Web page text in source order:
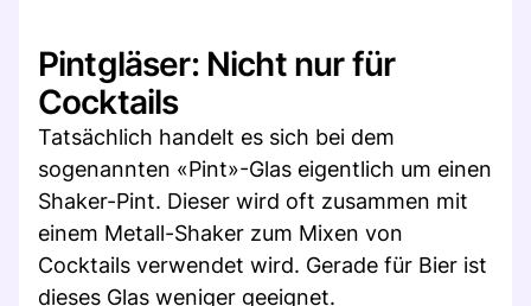
Pintgläser: Nicht nur für
Cocktails
Tatsächlich handelt es sich bei dem
sogenannten «Pint»-Glas eigentlich um einen
Shaker-Pint. Dieser wird oft zusammen mit
einem Metall-Shaker zum Mixen von
Cocktails verwendet wird. Gerade für Bier ist
dieses Glas weniger geeignet.